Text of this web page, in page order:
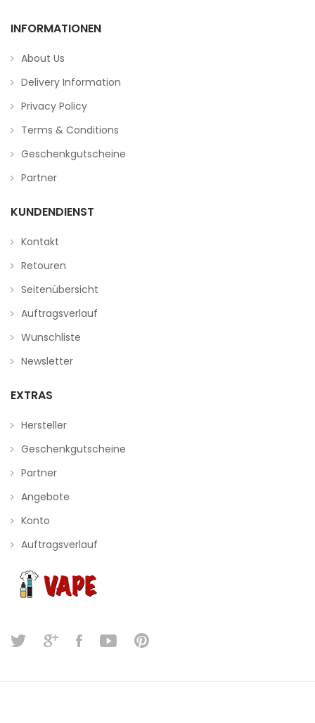
INFORMATIONEN
About Us
Delivery Information
Privacy Policy
Terms & Conditions
Geschenkgutscheine
Partner
KUNDENDIENST
Kontakt
Retouren
Seitenübersicht
Auftragsverlauf
Wunschliste
Newsletter
EXTRAS
Hersteller
Geschenkgutscheine
Partner
Angebote
Konto
Auftragsverlauf